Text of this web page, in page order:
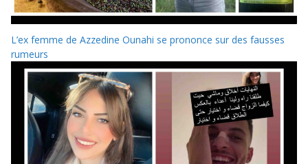
L’ex femme de Azzedine Ounahi se prononce sur des fausses
rumeurs